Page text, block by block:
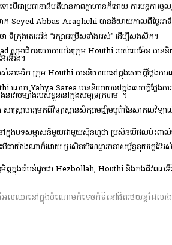
ោះបីជាប្រធានាធិបតីមានភាពក្លាហានក៏ដោយ ការបន្តក
ោក Seyed Abbas Araghchi បាននិយាយកាលពីថ្ងៃអាទិ
ទីក្រុងតេអេរ៉ង់ “រក្សាជម្រើសទាំងអស់” ដើម្បីសងសឹក។
មាជិកនយោបាយនៃក្រុម Houthi របស់យេម៉ែន បាននិយា
រអ៊ីរ៉ង់។
ស់អាមេរិក ក្រុម Houthi បាននិយាយនៅក្នុងសេចក្តីថ្លែ
លោក Yahya Sarea បាននិយាយនៅក្នុងសេចក្តីថ្លែងក
វាចម្បាំងរបស់ខ្លួននៅក្នុងសមុទ្រក្រហម” ។
ត្រាចារ្យមកពីវិទ្យាស្ថានសិក្សាមជ្ឈិមបូព៌ានៃសាកលវិទ្
ងបទសម្ភាសន៍មួយជាមួយស៊ីនហួថា ប្រសិនបើផលប៉ះពាល់មា
យ៉ាងណាក៏ដោយ ប្រសិនបើហេដ្ឋារចនាសម្ព័ន្ធនុយក្លេអ៊ែរសំ
ធមិត្តក្នុងតំបន់ដូចជា Hezbollah, Houthi និងកងជីវពលអ៊ី
លឈរនៅក្នុងចំណោមកំទេចកំទីនៅជិតរថយន្តដែលរងក